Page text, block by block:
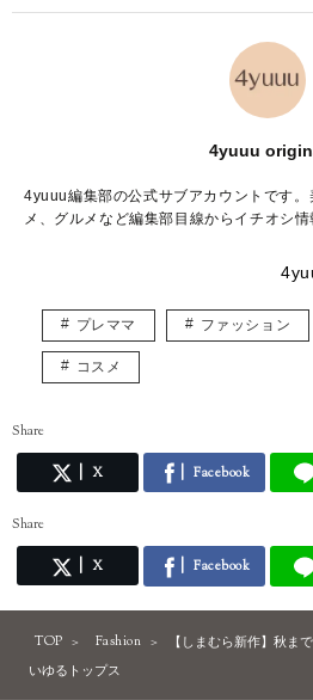
4yuuu
4yuuu編集部の公式サブアカウントです。
メ、グルメなど編集部目線からイチオシ情
プレママ ファッション
コスメ
Share
X Facebook
Share
X Facebook
TOP Fashion
【しまむら新作】秋ま
いゆるトップス